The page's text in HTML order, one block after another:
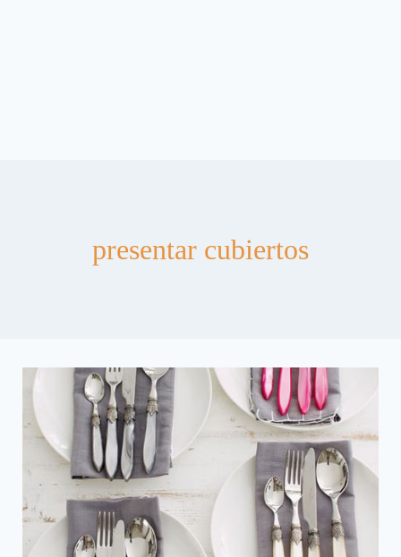
presentar cubiertos